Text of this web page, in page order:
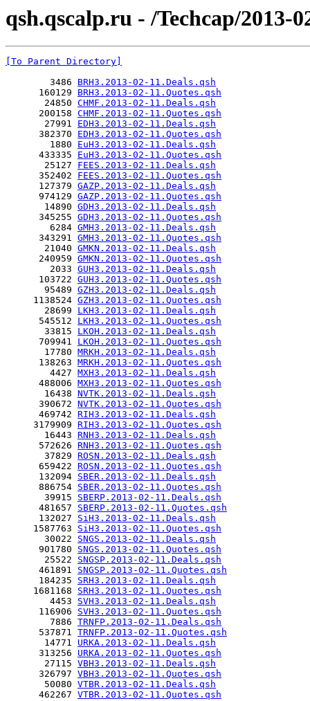
qsh.qscalp.ru - /Techcap/2013-
[To Parent Directory]
        3486
BRH3.2013-02-11.Deals.qsh
      160129
BRH3.2013-02-11.Quotes.qsh
       24850
CHMF.2013-02-11.Deals.qsh
      200158
CHMF.2013-02-11.Quotes.qsh
       27991
EDH3.2013-02-11.Deals.qsh
      382370
EDH3.2013-02-11.Quotes.qsh
        1880
EuH3.2013-02-11.Deals.qsh
      433335
EuH3.2013-02-11.Quotes.qsh
       25127
FEES.2013-02-11.Deals.qsh
      352402
FEES.2013-02-11.Quotes.qsh
      127379
GAZP.2013-02-11.Deals.qsh
      974129
GAZP.2013-02-11.Quotes.qsh
       14890
GDH3.2013-02-11.Deals.qsh
      345255
GDH3.2013-02-11.Quotes.qsh
        6284
GMH3.2013-02-11.Deals.qsh
      343291
GMH3.2013-02-11.Quotes.qsh
       21040
GMKN.2013-02-11.Deals.qsh
      240959
GMKN.2013-02-11.Quotes.qsh
        2033
GUH3.2013-02-11.Deals.qsh
      103722
GUH3.2013-02-11.Quotes.qsh
       95489
GZH3.2013-02-11.Deals.qsh
     1138524
GZH3.2013-02-11.Quotes.qsh
       28699
LKH3.2013-02-11.Deals.qsh
      545512
LKH3.2013-02-11.Quotes.qsh
       33815
LKOH.2013-02-11.Deals.qsh
      709941
LKOH.2013-02-11.Quotes.qsh
       17780
MRKH.2013-02-11.Deals.qsh
      138263
MRKH.2013-02-11.Quotes.qsh
        4427
MXH3.2013-02-11.Deals.qsh
      488006
MXH3.2013-02-11.Quotes.qsh
       16438
NVTK.2013-02-11.Deals.qsh
      390672
NVTK.2013-02-11.Quotes.qsh
      469742
RIH3.2013-02-11.Deals.qsh
     3179909
RIH3.2013-02-11.Quotes.qsh
       16443
RNH3.2013-02-11.Deals.qsh
      572626
RNH3.2013-02-11.Quotes.qsh
       37829
ROSN.2013-02-11.Deals.qsh
      659422
ROSN.2013-02-11.Quotes.qsh
      132094
SBER.2013-02-11.Deals.qsh
      886754
SBER.2013-02-11.Quotes.qsh
       39915
SBERP.2013-02-11.Deals.qsh
      481657
SBERP.2013-02-11.Quotes.qsh
      132027
SiH3.2013-02-11.Deals.qsh
     1587763
SiH3.2013-02-11.Quotes.qsh
       30022
SNGS.2013-02-11.Deals.qsh
      901780
SNGS.2013-02-11.Quotes.qsh
       25522
SNGSP.2013-02-11.Deals.qsh
      461891
SNGSP.2013-02-11.Quotes.qsh
      184235
SRH3.2013-02-11.Deals.qsh
     1681168
SRH3.2013-02-11.Quotes.qsh
        4453
SVH3.2013-02-11.Deals.qsh
      116906
SVH3.2013-02-11.Quotes.qsh
        7886
TRNFP.2013-02-11.Deals.qsh
      537871
TRNFP.2013-02-11.Quotes.qsh
       14771
URKA.2013-02-11.Deals.qsh
      313256
URKA.2013-02-11.Quotes.qsh
       27115
VBH3.2013-02-11.Deals.qsh
      326797
VBH3.2013-02-11.Quotes.qsh
       50080
VTBR.2013-02-11.Deals.qsh
      462267
VTBR.2013-02-11.Quotes.qsh